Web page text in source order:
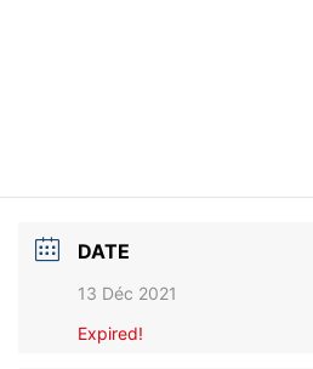
DATE
13 Déc 2021
Expired!